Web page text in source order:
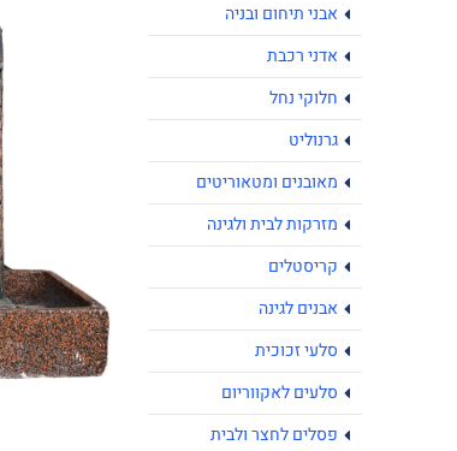
אבני תיחום ובניה
אדני רכבת
חלוקי נחל
גרנוליט
מאובנים ומטאוריטים
מזרקות לבית ולגינה
קריסטלים
אבנים לגינה
סלעי זכוכית
סלעים לאקווריום
פסלים לחצר ולבית